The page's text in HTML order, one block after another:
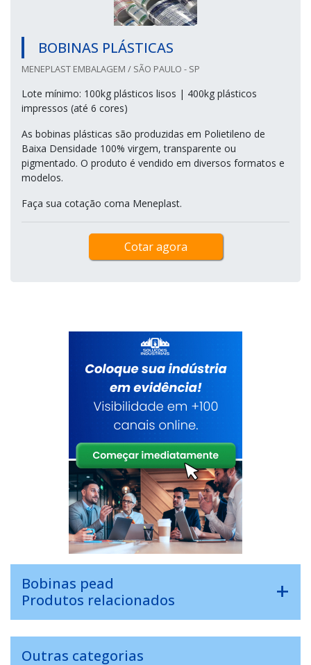
BOBINAS PLÁSTICAS
MENEPLAST EMBALAGEM / SÃO PAULO - SP
Lote mínimo: 100kg plásticos lisos | 400kg plásticos
impressos (até 6 cores)
As bobinas plásticas são produzidas em Polietileno de
Baixa Densidade 100% virgem, transparente ou
pigmentado. O produto é vendido em diversos formatos e
modelos.
Faça sua cotação coma Meneplast.
Cotar agora
Bobinas pead
Produtos relacionados
Outras categorias